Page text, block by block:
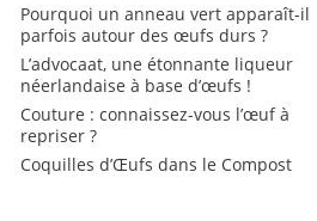
Pourquoi un anneau vert apparaît-il
parfois autour des œufs durs ?
L’advocaat, une étonnante liqueur
néerlandaise à base d’œufs !
Couture : connaissez-vous l’œuf à
repriser ?
Coquilles d’Œufs dans le Compost